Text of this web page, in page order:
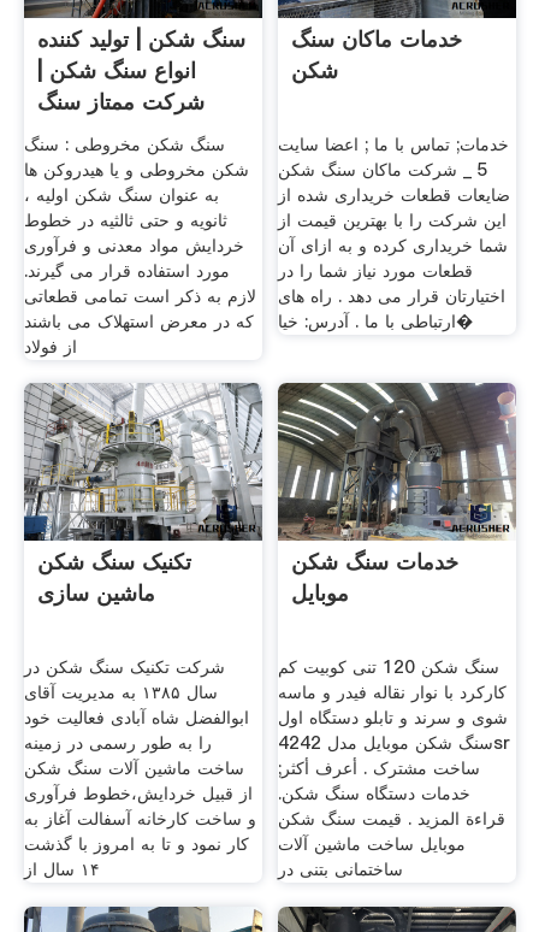
سنگ شکن | تولید کننده
انواع سنگ شکن |
شرکت ممتاز سنگ
شکن
سنگ شکن مخروطی : سنگ
شکن مخروطی و یا هیدروکن ها
به عنوان سنگ شکن اولیه ،
ثانویه و حتی ثالثیه در خطوط
خردایش مواد معدنی و فرآوری
مورد استفاده قرار می گیرند.
لازم به ذکر است تمامی قطعاتی
که در معرض استهلاک می باشند
از فولاد
خدمات ماکان سنگ
شکن
خدمات; تماس با ما ; اعضا سایت
5 _ شرکت ماکان سنگ شکن
ضایعات قطعات خریداری شده از
این شرکت را با بهترین قیمت از
شما خریداری کرده و به ازای آن
قطعات مورد نیاز شما را در
اختیارتان قرار می دهد . راه های
ارتباطی با ما . آدرس: خیا�
تکنیک سنگ شکن
ماشین سازی
شرکت تکنیک سنگ شکن در
سال ۱۳۸۵ به مدیریت آقای
ابوالفضل شاه آبادی فعالیت خود
را به طور رسمی در زمینه
ساخت ماشین آلات سنگ شکن
از قبیل خردایش،خطوط فرآوری
و ساخت کارخانه آسفالت آغاز به
کار نمود و تا به امروز با گذشت
۱۴ سال از
خدمات سنگ شکن
موبایل
سنگ شکن 120 تنی کوبیت کم
کارکرد با نوار نقاله فیدر و ماسه
شوی و سرند و تابلو دستگاه اول
سنگ شکن موبایل مدل 4242sr
ساخت مشترک . أعرف أكثر;
خدمات دستگاه سنگ شکن.
قراءة المزيد . قیمت سنگ شکن
موبایل ساخت ماشین آلات
ساختمانی بتنی در